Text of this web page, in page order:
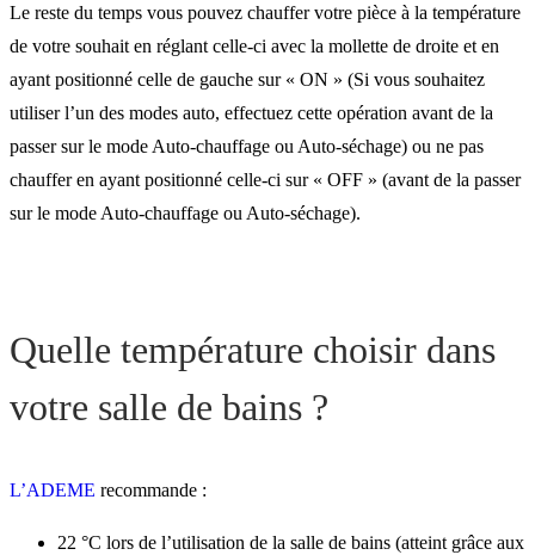
Le reste du temps vous pouvez chauffer votre pièce à la température
de votre souhait en réglant celle-ci avec la mollette de droite et en
ayant positionné celle de gauche sur « ON » (Si vous souhaitez
utiliser l’un des modes auto, effectuez cette opération avant de la
passer sur le mode Auto-chauffage ou Auto-séchage) ou ne pas
chauffer en ayant positionné celle-ci sur « OFF » (avant de la passer
sur le mode Auto-chauffage ou Auto-séchage).
Quelle température choisir dans
votre salle de bains ?
L’ADEME recommande :
22 °C lors de l’utilisation de la salle de bains (atteint grâce aux